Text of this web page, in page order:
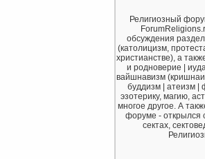
Религиозный
обсуждения
(католицизм,
христианстве), а
и родноверие |
вайшнавизм
буддизм | атеизм |
эзотерику, магию,
многое другое. А
форуме - открылся
сектах,